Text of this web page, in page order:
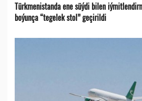
Türkmenistanda ene süýdi bilen
boýunça “tegelek stol” geçirildi